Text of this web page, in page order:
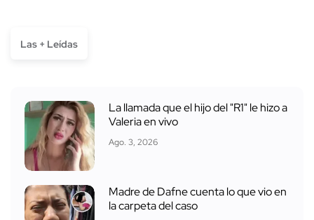
Las + Leídas
La llamada que el hijo del "R1" le hizo a
Valeria en vivo
Ago. 3, 2026
Madre de Dafne cuenta lo que vio en
la carpeta del caso